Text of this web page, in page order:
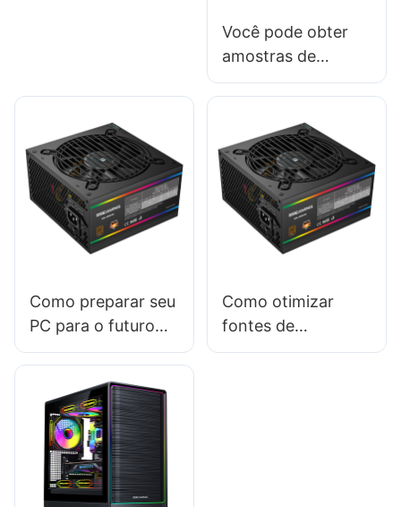
Você pode obter
amostras de
gabinetes de PC
Como preparar seu
PC para o futuro
com as fontes de
Como otimizar
fontes de
alimentação de PC